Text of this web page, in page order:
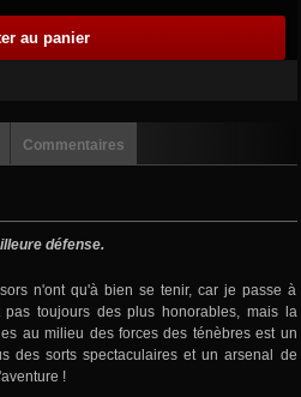
Commentaires
défense.
n'ont qu'à bien se tenir, car je passe à
pas toujours des plus honorables, mais la
au milieu des forces des ténèbres est un
des sorts spectaculaires et un arsenal de
!